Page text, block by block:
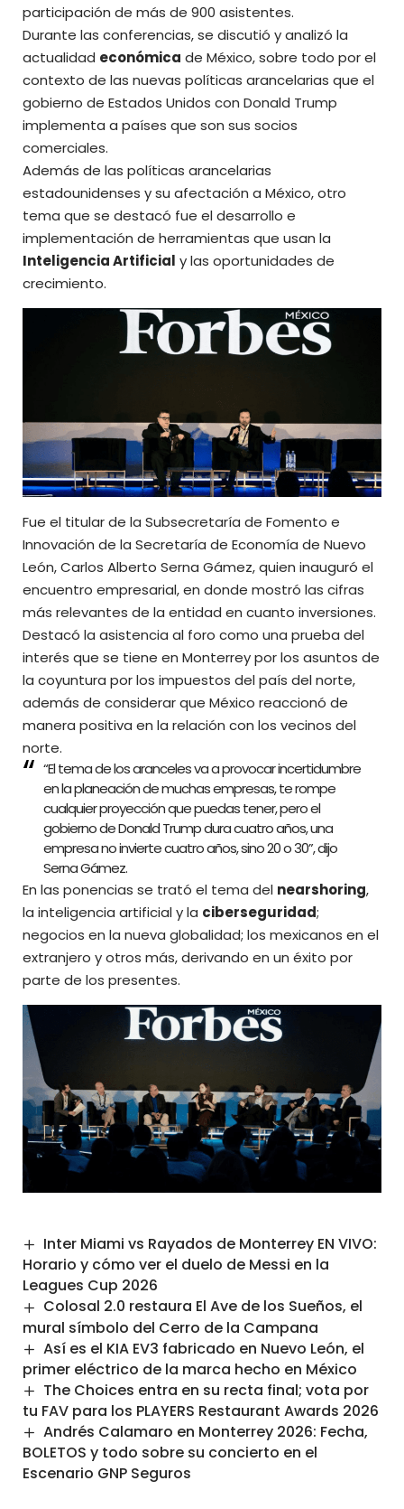
participación de más de 900 asistentes.
Durante las conferencias, se discutió y analizó la
actualidad económica de México, sobre todo por el
contexto de las nuevas políticas arancelarias que el
gobierno de Estados Unidos con Donald Trump
implementa a países que son sus socios
comerciales.
Además de las políticas arancelarias
estadounidenses y su afectación a México, otro
tema que se destacó fue el desarrollo e
implementación de herramientas que usan la
Inteligencia Artificial y las oportunidades de
crecimiento.
Fue el titular de la Subsecretaría de Fomento e
Innovación de la Secretaría de Economía de Nuevo
León, Carlos Alberto Serna Gámez, quien inauguró el
encuentro empresarial, en donde mostró las cifras
más relevantes de la entidad en cuanto inversiones.
Destacó la asistencia al foro como una prueba del
interés que se tiene en Monterrey por los asuntos de
la coyuntura por los impuestos del país del norte,
además de considerar que México reaccionó de
manera positiva en la relación con los vecinos del
norte.
“El tema de los aranceles va a provocar incertidumbre
en la planeación de muchas empresas, te rompe
cualquier proyección que puedas tener, pero el
gobierno de Donald Trump dura cuatro años, una
empresa no invierte cuatro años, sino 20 o 30”, dijo
Serna Gámez.
En las ponencias se trató el tema del nearshoring,
la inteligencia artificial y la ciberseguridad;
negocios en la nueva globalidad; los mexicanos en el
extranjero y otros más, derivando en un éxito por
parte de los presentes.
Inter Miami vs Rayados de Monterrey EN VIVO:
Horario y cómo ver el duelo de Messi en la
Leagues Cup 2026
Colosal 2.0 restaura El Ave de los Sueños, el
mural símbolo del Cerro de la Campana
Así es el KIA EV3 fabricado en Nuevo León, el
primer eléctrico de la marca hecho en México
The Choices entra en su recta final; vota por
tu FAV para los PLAYERS Restaurant Awards 2026
Andrés Calamaro en Monterrey 2026: Fecha,
BOLETOS y todo sobre su concierto en el
Escenario GNP Seguros